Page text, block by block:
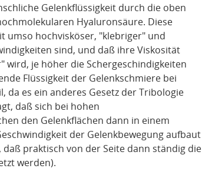
Gelenkflüssigkeit durch die oben
Hyaluronsäure. Diese
umso hochvisköser, "klebriger" und
sind, und daß ihre Viskosität
je höher die Schergeschindigkeiten
Flüssigkeit der Gelenkschmiere bei
da es ein anderes Gesetz der Tribologie
daß sich bei hohen
den Gelenkflächen dann in einem
der Gelenkbewegung aufbaut
praktisch von der Seite dann ständig die
werden).